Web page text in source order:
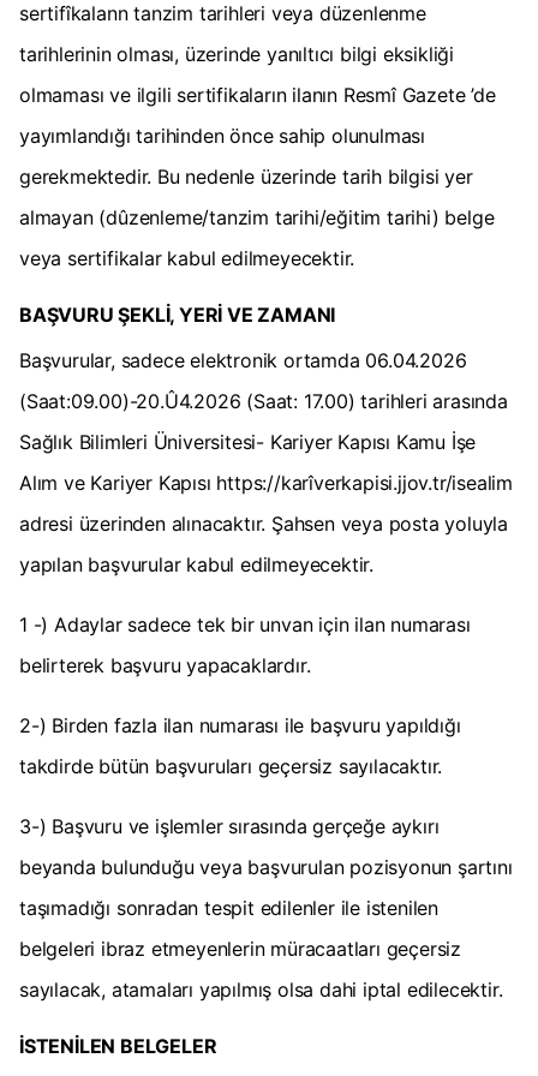
sertifîkalann tanzim tarihleri veya düzenlenme
tarihlerinin olması, üzerinde yanıltıcı bilgi eksikliği
olmaması ve ilgili sertifikaların ilanın Resmî Gazete ’de
yayımlandığı tarihinden önce sahip olunulması
gerekmektedir. Bu nedenle üzerinde tarih bilgisi yer
almayan (dûzenleme/tanzim tarihi/eğitim tarihi) belge
veya sertifikalar kabul edilmeyecektir.
BAŞVURU ŞEKLİ, YERİ VE ZAMANI
Başvurular, sadece elektronik ortamda 06.04.2026
(Saat:09.00)-20.Û4.2026 (Saat: 17.00) tarihleri arasında
Sağlık Bilimleri Üniversitesi- Kariyer Kapısı Kamu İşe
Alım ve Kariyer Kapısı https://karîverkapisi.jjov.tr/isealim
adresi üzerinden alınacaktır. Şahsen veya posta yoluyla
yapılan başvurular kabul edilmeyecektir.
1 -) Adaylar sadece tek bir unvan için ilan numarası
belirterek başvuru yapacaklardır.
2-) Birden fazla ilan numarası ile başvuru yapıldığı
takdirde bütün başvuruları geçersiz sayılacaktır.
3-) Başvuru ve işlemler sırasında gerçeğe aykırı
beyanda bulunduğu veya başvurulan pozisyonun şartını
taşımadığı sonradan tespit edilenler ile istenilen
belgeleri ibraz etmeyenlerin müracaatları geçersiz
sayılacak, atamaları yapılmış olsa dahi iptal edilecektir.
İSTENİLEN BELGELER